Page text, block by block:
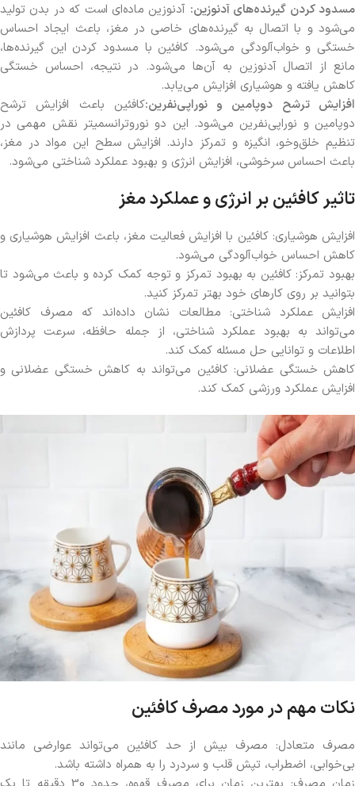
مسدود کردن گیرنده‌های آدنوزین: آدنوزین ماده‌ای است که در بدن تولید
می‌شود و با اتصال به گیرنده‌های خاصی در مغز، باعث ایجاد احساس
خستگی و خواب‌آلودگی می‌شود. کافئین با مسدود کردن این گیرنده‌ها،
مانع از اتصال آدنوزین به آن‌ها می‌شود. در نتیجه، احساس خستگی
کاهش یافته و هوشیاری افزایش می‌یابد.
افزایش ترشح دوپامین و نوراپی‌نفرین:کافئین باعث افزایش ترشح
دوپامین و نوراپی‌نفرین می‌شود. این دو نوروترانسمیتر نقش مهمی در
تنظیم خلق‌وخو، انگیزه و تمرکز دارند. افزایش سطح این مواد در مغز،
باعث احساس سرخوشی، افزایش انرژی و بهبود عملکرد شناختی می‌شود.
تاثیر کافئین بر انرژی و عملکرد مغز
افزایش هوشیاری: کافئین با افزایش فعالیت مغز، باعث افزایش هوشیاری و
کاهش احساس خواب‌آلودگی می‌شود.
بهبود تمرکز: کافئین به بهبود تمرکز و توجه کمک کرده و باعث می‌شود تا
بتوانید بر روی کارهای خود بهتر تمرکز کنید.
افزایش عملکرد شناختی: مطالعات نشان داده‌اند که مصرف کافئین
می‌تواند به بهبود عملکرد شناختی، از جمله حافظه، سرعت پردازش
اطلاعات و توانایی حل مسئله کمک کند.
کاهش خستگی عضلانی: کافئین می‌تواند به کاهش خستگی عضلانی و
افزایش عملکرد ورزشی کمک کند.
نکات مهم در مورد مصرف کافئین
مصرف متعادل: مصرف بیش از حد کافئین می‌تواند عوارضی مانند
بی‌خوابی، اضطراب، تپش قلب و سردرد را به همراه داشته باشد.